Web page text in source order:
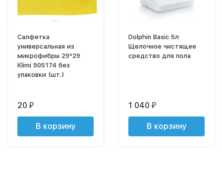
Салфетка
универсальная из
микрофибры 29*29
Klimi 905174 без
упаковки (шт.)
20 ₽
В корзину
Dolphin Basic 5л
Щелочное чистящее
средство для пола
1 040 ₽
В корзину